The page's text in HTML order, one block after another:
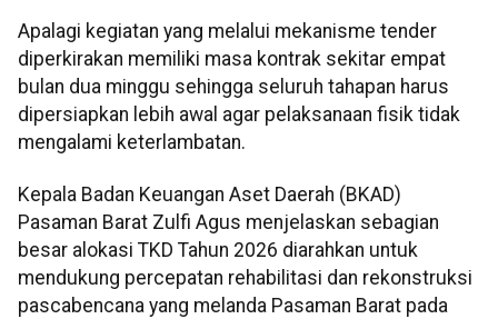
Apalagi kegiatan yang melalui mekanisme tender
diperkirakan memiliki masa kontrak sekitar empat
bulan dua minggu sehingga seluruh tahapan harus
dipersiapkan lebih awal agar pelaksanaan fisik tidak
mengalami keterlambatan.
Kepala Badan Keuangan Aset Daerah (BKAD)
Pasaman Barat Zulfi Agus menjelaskan sebagian
besar alokasi TKD Tahun 2026 diarahkan untuk
mendukung percepatan rehabilitasi dan rekonstruksi
pascabencana yang melanda Pasaman Barat pada